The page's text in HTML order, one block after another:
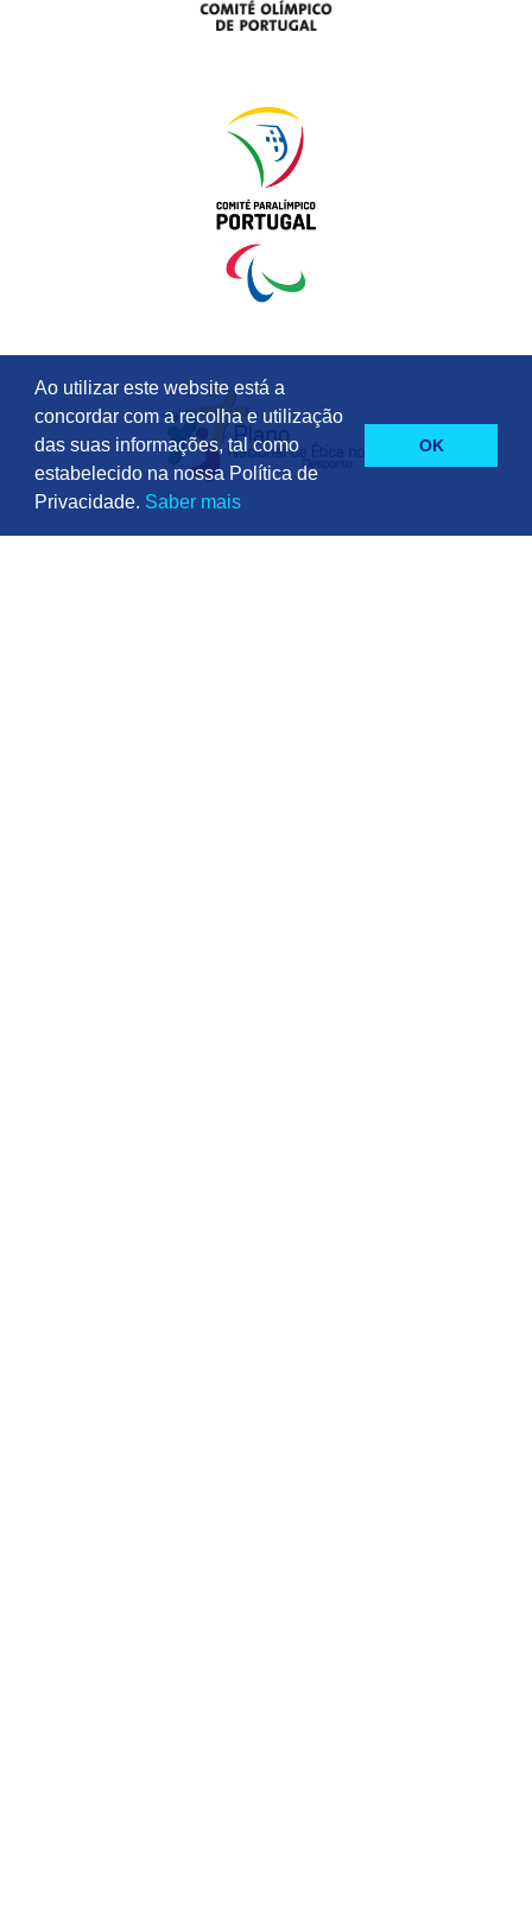
Ao utilizar este website está a
concordar com a recolha e utilização
das suas informações, tal como
estabelecido na nossa Política de
Privacidade. Saber mais
OK